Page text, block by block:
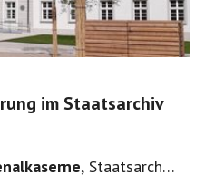
im Staatsarchiv
, Staatsarchiv